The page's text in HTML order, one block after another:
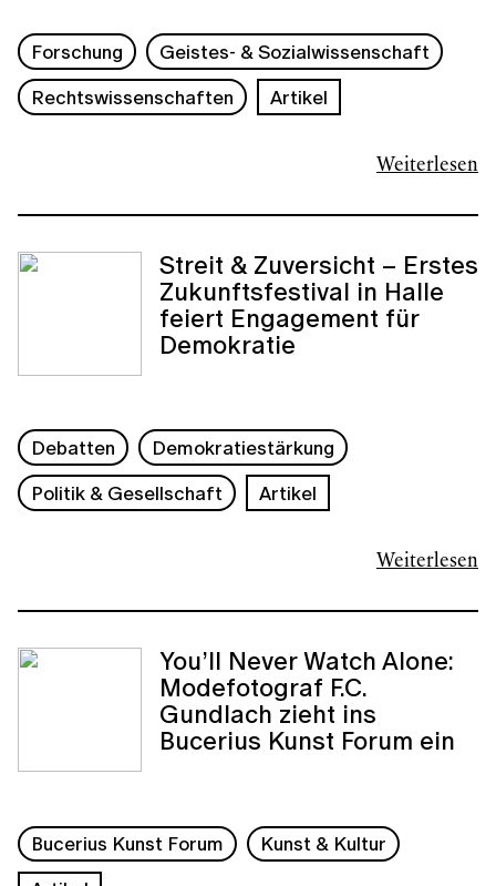
Weiterlesen
Forschung
Geistes- & Sozialwissenschaft
Rechtswissenschaften
Artikel
Streit & Zuversicht – Erstes
Zukunftsfestival in Halle
feiert Engagement für
Demokratie
Weiterlesen
Debatten
Demokratiestärkung
Politik & Gesellschaft
Artikel
You’ll Never Watch Alone:
Modefotograf F.C.
Gundlach zieht ins
Bucerius Kunst Forum ein
Bucerius Kunst Forum
Kunst & Kultur